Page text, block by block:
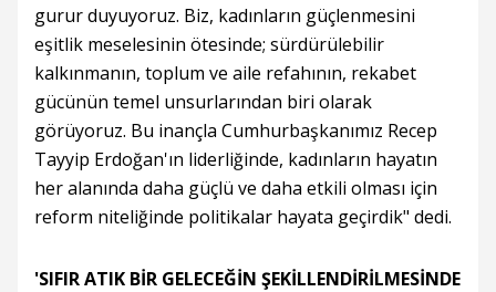
gurur duyuyoruz. Biz, kadınların güçlenmesini
eşitlik meselesinin ötesinde; sürdürülebilir
kalkınmanın, toplum ve aile refahının, rekabet
gücünün temel unsurlarından biri olarak
görüyoruz. Bu inançla Cumhurbaşkanımız Recep
Tayyip Erdoğan'ın liderliğinde, kadınların hayatın
her alanında daha güçlü ve daha etkili olması için
reform niteliğinde politikalar hayata geçirdik" dedi.
'SIFIR ATIK BİR GELECEĞİN ŞEKİLLENDİRİLMESİNDE